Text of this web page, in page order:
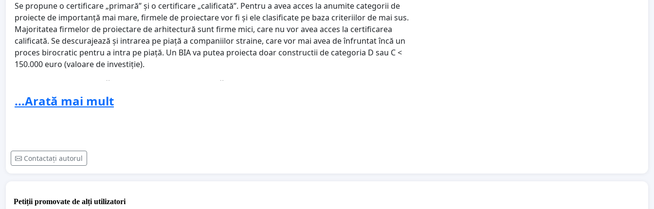
Se propune o certificare „primară” și o certificare „calificată”. Pentru a avea acces la anumite categorii de
proiecte de importanță mai mare, firmele de proiectare vor fi și ele clasificate pe baza criteriilor de mai sus.
Majoritatea firmelor de proiectare de arhitectură sunt firme mici, care nu vor avea acces la certificarea
calificată. Se descurajează și intrarea pe piață a companiilor straine, care vor mai avea de înfruntat încă un
proces birocratic pentru a intra pe piață. Un BIA va putea proiecta doar constructii de categoria D sau C <
150.000 euro (valoare de investiție).
Certificarea pe specialități va afecta calitatea proiectării
Firmele de proiectare nu vor mai putea contracta proiectare generală decât daca se certifică pe toate
Criteriile economice pentru accederea la o treaptă superioară de calificare a firmei nu spun nimic despre
decat atribuirea pe bază de cifră de afaceri. Controlul Calității se face oricum pornind de la exigențele de
...Arată mai mult
Contactați autorul
Petiții promovate de alți utilizatori